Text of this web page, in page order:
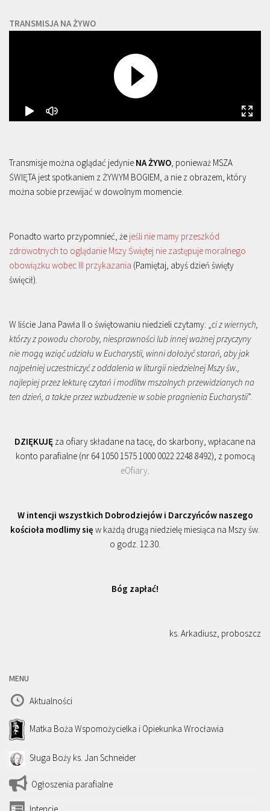
TRANSMISJA NA ŻYWO
Transmisje można oglądać jedynie NA ŻYWO, ponieważ MSZA
ŚWIĘTA jest spotkaniem z ŻYWYM BOGIEM, a nie z obrazem, który
można sobie przewijać w dowolnym momencie.
Ponadto warto przypomnieć, że jeśli nie mamy przeszkód
zdrowotnych to oglądanie Mszy Świętej nie zastępuje moralnego
obowiązku wobec III przykazania (Pamiętaj, abyś dzień święty
święcił).
W liście Jana Pawła II o świętowaniu niedzieli czytamy: „ci z wiernych,
którzy z powodu choroby, niesprawności lub innej ważnej przyczyny
nie mogą wziąć udziału w Eucharystii, winni dołożyć starań, aby jak
najpełniej uczestniczyć z oddalenia w liturgii niedzielnej Mszy św.,
najlepiej przez lekturę czytań i modlitw mszalnych przewidzianych na
ten dzień, a także przez wzbudzenie w sobie pragnienia Eucharystii”.
DZIĘKUJĘ za ofiary składane na tacę, do skarbony, wpłacane na
konto parafialne (nr 64 1050 1575 1000 0022 2248 8492), z pomocą
eOfiary.
W intencji wszystkich Dobrodziejów i Darczyńców naszego
kościoła modlimy się w każdą drugą niedzielę miesiąca na Mszy św.
o godz. 12.30.
Bóg zapłać!
ks. Arkadiusz, proboszcz
MENU
Aktualności
Matka Boża Wspomożycielka i Opiekunka Wrocławia
Sługa Boży ks. Jan Schneider
Ogłoszenia parafialne
Intencje